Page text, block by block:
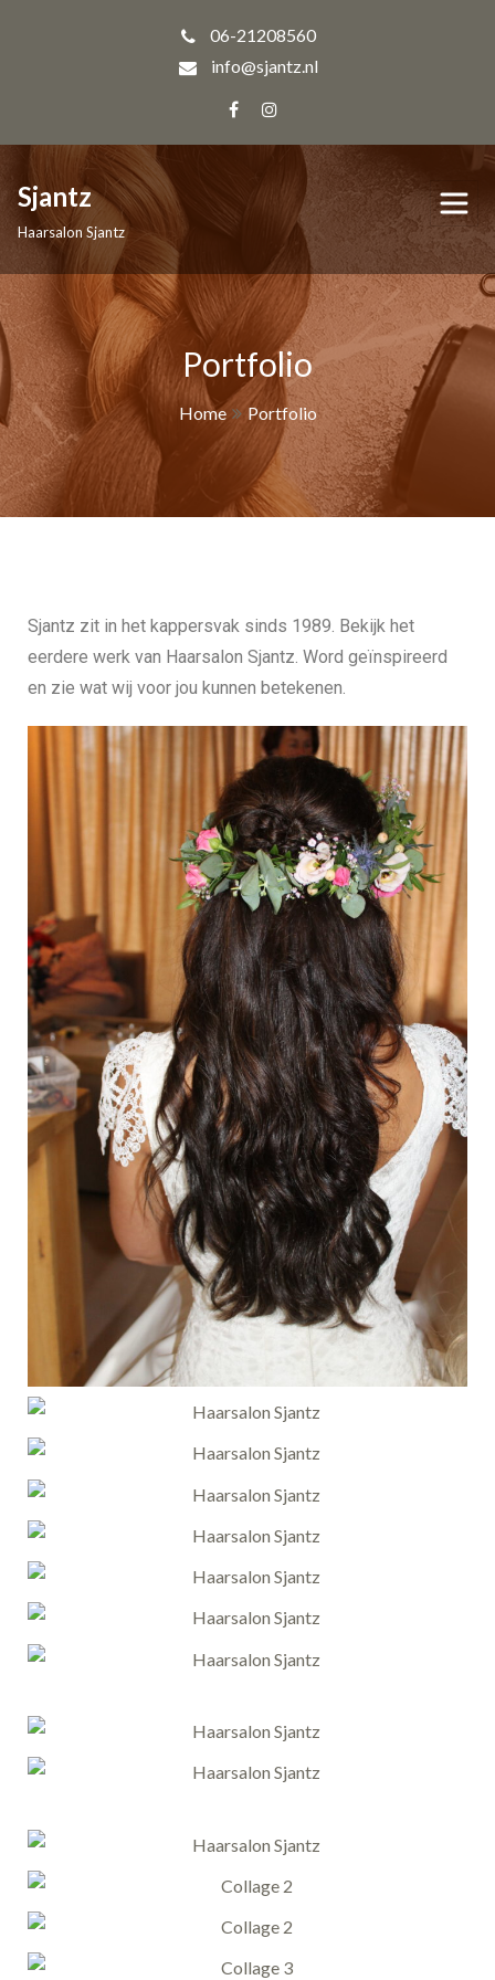
06-21208560
info@sjantz.nl
Sjantz
Haarsalon Sjantz
Portfolio
Home Portfolio
Sjantz zit in het kappersvak sinds 1989. Bekijk het
eerdere werk van Haarsalon Sjantz. Word geïnspireerd
en zie wat wij voor jou kunnen betekenen.